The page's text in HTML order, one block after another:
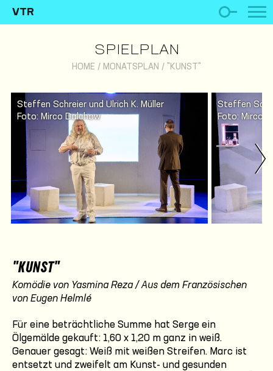
VTR
SPIELPLAN
HOME / MONATSPLAN / "KUNST"
Steffen Schreier und Ulrich K. Müller
Foto: Mirco Dalchow
Steffen
Foto: Mirco
"KUNST"
Komödie von Yasmina Reza / Aus dem Französischen
von Eugen Helmlé
Für eine beträchtliche Summe hat Serge ein
Ölgemälde gekauft: 1,60 x 1,20 m ganz in weiß.
Genauer gesagt: Weiß mit weißen Streifen. Marc ist
entsetzt und zweifelt am Kunst- und gesunden